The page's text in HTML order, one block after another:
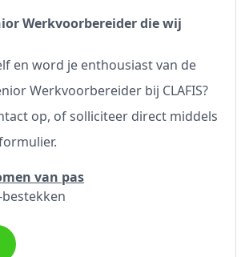
Werkvoorbereider die wij
en word je enthousiast van de
Werkvoorbereider bij CLAFIS?
op, of solliciteer direct middels
van pas
bestekken